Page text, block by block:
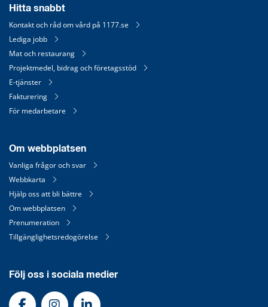
Hitta snabbt
Kontakt och råd om vård på 1177.se
Lediga jobb
Mat och restaurang
Projektmedel, bidrag och företagsstöd
E-tjänster
Fakturering
För medarbetare
Om webbplatsen
Vanliga frågor och svar
Webbkarta
Hjälp oss att bli bättre
Om webbplatsen
Prenumeration
Tillgänglighetsredogörelse
Följ oss i sociala medier